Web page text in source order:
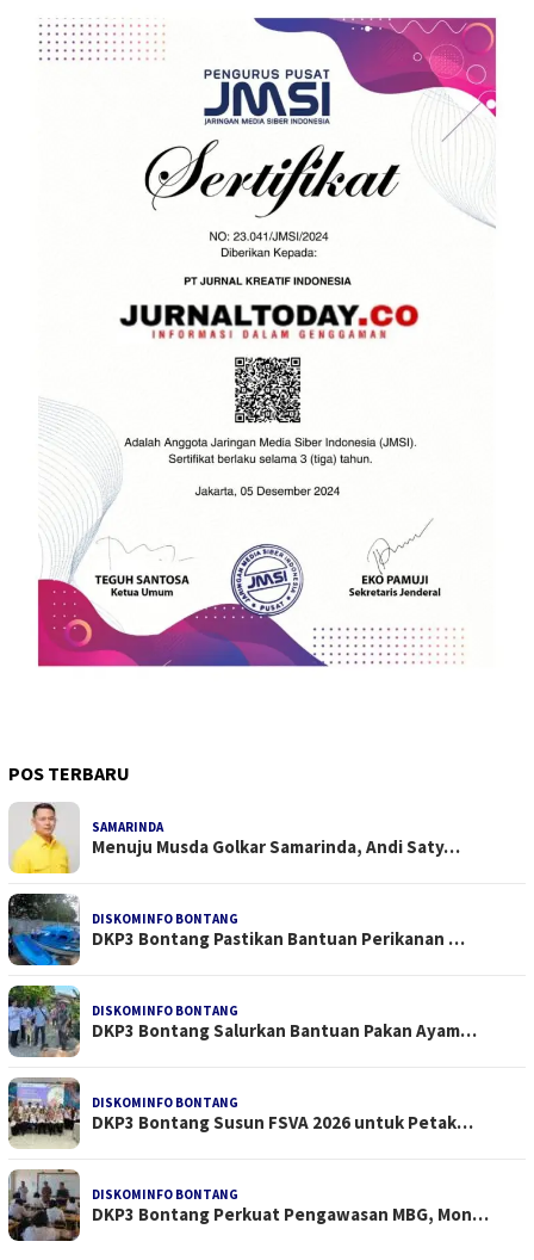
POS TERBARU
SAMARINDA
Menuju Musda Golkar Samarinda, Andi Saty…
DISKOMINFO BONTANG
DKP3 Bontang Pastikan Bantuan Perikanan …
DISKOMINFO BONTANG
DKP3 Bontang Salurkan Bantuan Pakan Ayam…
DISKOMINFO BONTANG
DKP3 Bontang Susun FSVA 2026 untuk Petak…
DISKOMINFO BONTANG
DKP3 Bontang Perkuat Pengawasan MBG, Mon…